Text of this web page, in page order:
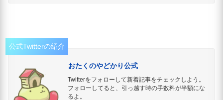
公式Twitterの紹介
おたくのやどかり公式
Twitterをフォローして新着記事をチェックしよう。
フォローしてると、引っ越す時の手数料が半額にな
るよ。